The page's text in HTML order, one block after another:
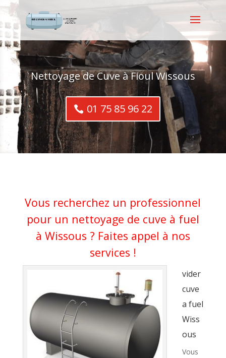
Nettoyage de Cuve à Fioul Wissous
01 75 85 96 22
Vous recherchez un professionnel
pour un nettoyage de cuve à fuel
à Wissous ? Faites appel à nos
services !
vider
cuve
a fuel
Wiss
ous
Vous